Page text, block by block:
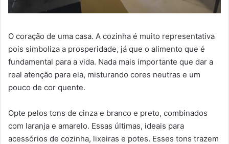
O coração de uma casa. A cozinha é muito representativa
pois simboliza a prosperidade, já que o alimento que é
fundamental para a vida. Nada mais importante que dar a
real atenção para ela, misturando cores neutras e um
pouco de cor quente.
Opte pelos tons de cinza e branco e preto, combinados
com laranja e amarelo. Essas últimas, ideais para
acessórios de cozinha, lixeiras e potes. Esses tons trazem